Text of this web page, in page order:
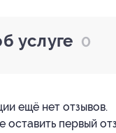
услуге 0
ещё нет отзывов.
оставить первый